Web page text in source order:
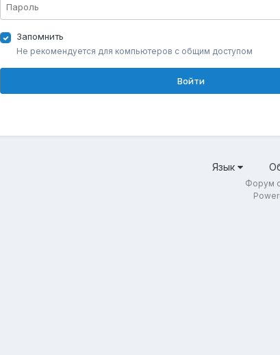
Запомнить
Не рекомендуется для компьютеров с общим доступом
Войти
Язык
Форум